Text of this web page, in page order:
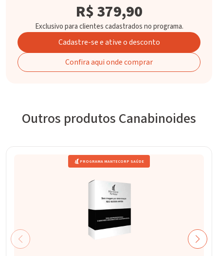
R$ 379,90
Exclusivo para clientes cadastrados no programa.
Cadastre-se e ative o desconto
Confira aqui onde comprar
Outros produtos Canabinoides
PROGRAMA MANTECORP SAÚDE